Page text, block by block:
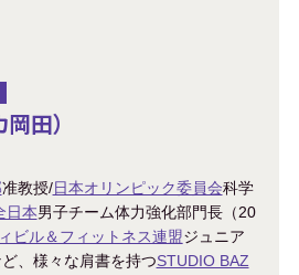
田）
准教授/日本オリンピック委員会科学
日本男子チーム体力強化部門長（20
ビル＆フィットネス連盟ジュニア
、様々な肩書を持つSTUDIO BAZ